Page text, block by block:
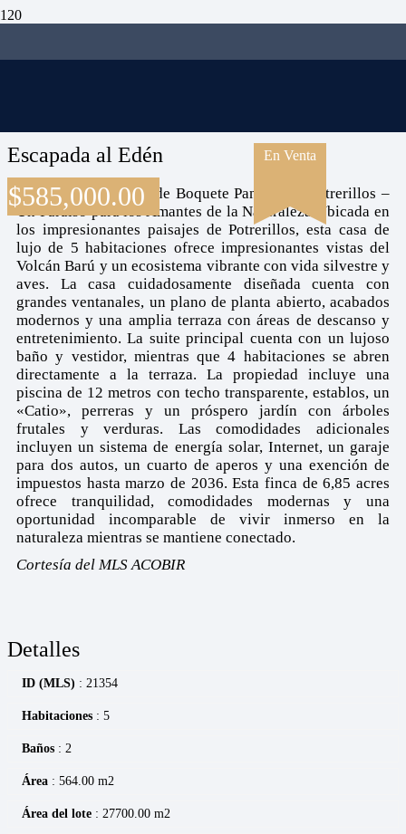
En Venta
$585,000.00
Escapada al Edén
Casa Moderna cerca de Boquete Panamá en Potrerillos –
Un Paraíso para los Amantes de la Naturaleza Ubicada en
los impresionantes paisajes de Potrerillos, esta casa de
lujo de 5 habitaciones ofrece impresionantes vistas del
Volcán Barú y un ecosistema vibrante con vida silvestre y
aves. La casa cuidadosamente diseñada cuenta con
grandes ventanales, un plano de planta abierto, acabados
modernos y una amplia terraza con áreas de descanso y
entretenimiento. La suite principal cuenta con un lujoso
baño y vestidor, mientras que 4 habitaciones se abren
directamente a la terraza. La propiedad incluye una
piscina de 12 metros con techo transparente, establos, un
«Catio», perreras y un próspero jardín con árboles
frutales y verduras. Las comodidades adicionales
incluyen un sistema de energía solar, Internet, un garaje
para dos autos, un cuarto de aperos y una exención de
impuestos hasta marzo de 2036. Esta finca de 6,85 acres
ofrece tranquilidad, comodidades modernas y una
oportunidad incomparable de vivir inmerso en la
naturaleza mientras se mantiene conectado.
Cortesía del MLS ACOBIR
Detalles
ID (MLS) : 21354
Habitaciones : 5
Baños : 2
Área : 564.00 m2
Área del lote : 27700.00 m2